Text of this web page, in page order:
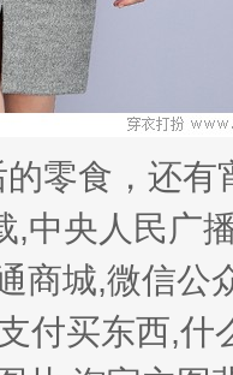
食，还有
,中央人民广
商城,微信公
付买东西,什